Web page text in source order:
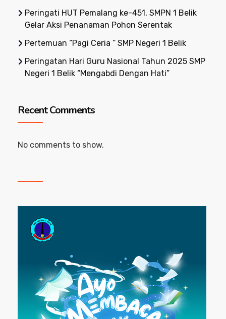
Peringati HUT Pemalang ke-451, SMPN 1 Belik
Gelar Aksi Penanaman Pohon Serentak
Pertemuan “Pagi Ceria “ SMP Negeri 1 Belik
Peringatan Hari Guru Nasional Tahun 2025 SMP
Negeri 1 Belik “Mengabdi Dengan Hati”
Recent Comments
No comments to show.